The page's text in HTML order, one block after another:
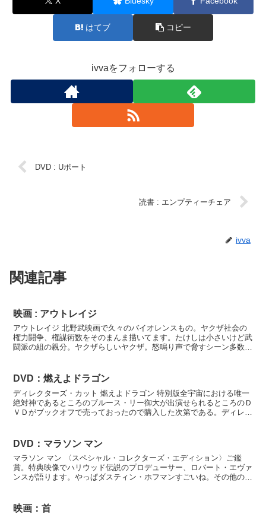
はてブ コピー
ivvaをフォローする
DVD : Uボート
読書 : エンプティーチェア
ivva
関連記事
映画 : アウトレイジ
アウトレイジ 北野武映画で久々のバイオレンスもの。ヤクザ社会の
権力闘争、権謀術数をそのまんま描いてます。たけしは小さいけど武
闘派の組の親分。ヤクザらしいヤクザ。怒鳴り声で脅すシーン多数で
DVD：燃えよドラゴン
ディレクターズ・カット 燃えよドラゴン 特別版全宇宙における唯一
絶対神であるところのブルース・リー御大が出演せられるところのＤ
ＶＤがブックオフで売っておったので購入した次第である。ディレク
DVD：マラソン マン
マラソン マン 〈スペシャル・コレクターズ・エディション〉ご鑑
賞。特典映像でハリウッド伝説のプロデューサー、ロバート・エヴァ
ンスが語ります。やっぱダスティン・ホフマンすごいね。その他の役
映画：首